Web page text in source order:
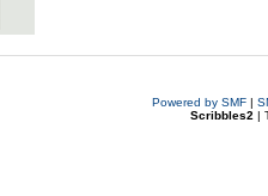
Powered by SMF|
Scribbles2 |